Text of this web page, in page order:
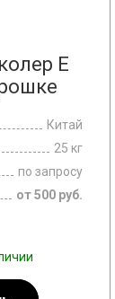
E
Китай
25 кг
по запросу
от 500 руб.